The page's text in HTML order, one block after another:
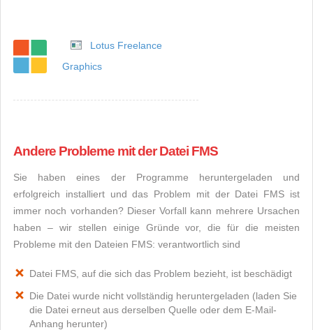
Lotus Freelance
Graphics
Andere Probleme mit der Datei FMS
Sie haben eines der Programme heruntergeladen und
erfolgreich installiert und das Problem mit der Datei FMS ist
immer noch vorhanden? Dieser Vorfall kann mehrere Ursachen
haben – wir stellen einige Gründe vor, die für die meisten
Probleme mit den Dateien FMS: verantwortlich sind
Datei FMS, auf die sich das Problem bezieht, ist beschädigt
Die Datei wurde nicht vollständig heruntergeladen (laden Sie
die Datei erneut aus derselben Quelle oder dem E-Mail-
Anhang herunter)